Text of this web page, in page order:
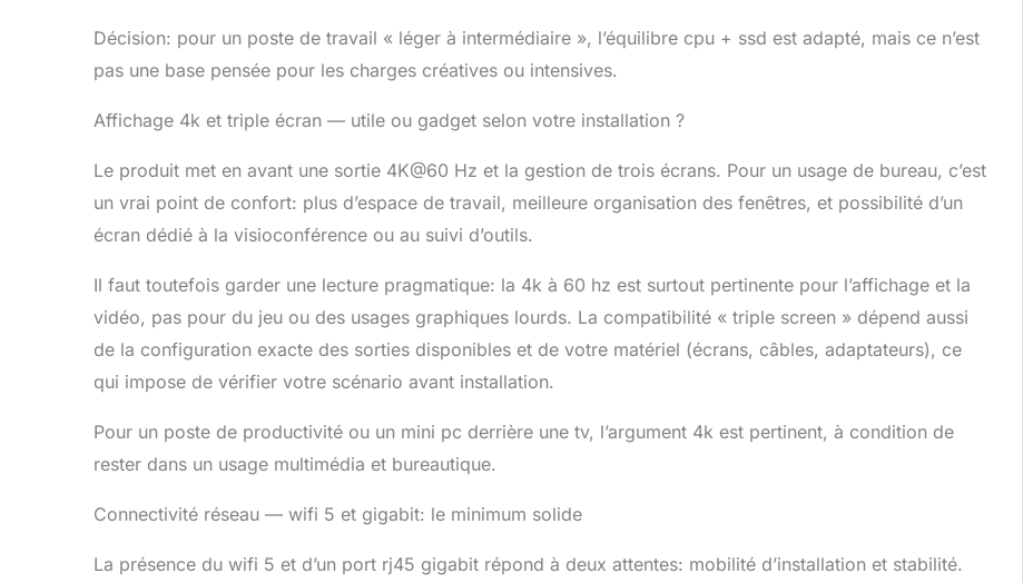
Décision: pour un poste de travail « léger à intermédiaire », l’équilibre cpu + ssd est adapté, mais ce n’est
pas une base pensée pour les charges créatives ou intensives.
Affichage 4k et triple écran — utile ou gadget selon votre installation ?
Le produit met en avant une sortie 4K@60 Hz et la gestion de trois écrans. Pour un usage de bureau, c’est
un vrai point de confort: plus d’espace de travail, meilleure organisation des fenêtres, et possibilité d’un
écran dédié à la visioconférence ou au suivi d’outils.
Il faut toutefois garder une lecture pragmatique: la 4k à 60 hz est surtout pertinente pour l’affichage et la
vidéo, pas pour du jeu ou des usages graphiques lourds. La compatibilité « triple screen » dépend aussi
de la configuration exacte des sorties disponibles et de votre matériel (écrans, câbles, adaptateurs), ce
qui impose de vérifier votre scénario avant installation.
Pour un poste de productivité ou un mini pc derrière une tv, l’argument 4k est pertinent, à condition de
rester dans un usage multimédia et bureautique.
Connectivité réseau — wifi 5 et gigabit: le minimum solide
La présence du wifi 5 et d’un port rj45 gigabit répond à deux attentes: mobilité d’installation et stabilité.